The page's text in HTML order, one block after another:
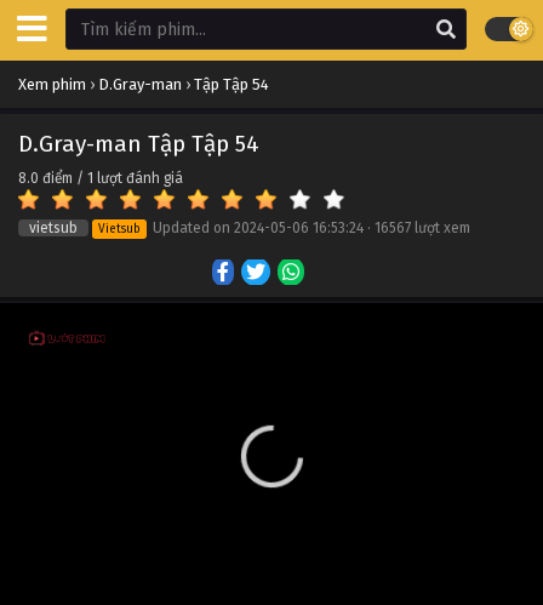
Xem phim › D.Gray-man › Tập Tập 54
D.Gray-man Tập Tập 54
8.0 điểm / 1 lượt đánh giá
vietsub Vietsub Updated on 2024-05-06 16:53:24 · 16567 lượt xem
D.Gray-man Tập Tập 64
Tập Tập 64
D.Gray-man Tập Tập 63
Tập Tập 63
Tập Tập 62
D.Gray-man Tập Tập 60